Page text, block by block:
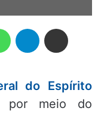
do Espírito
por meio do